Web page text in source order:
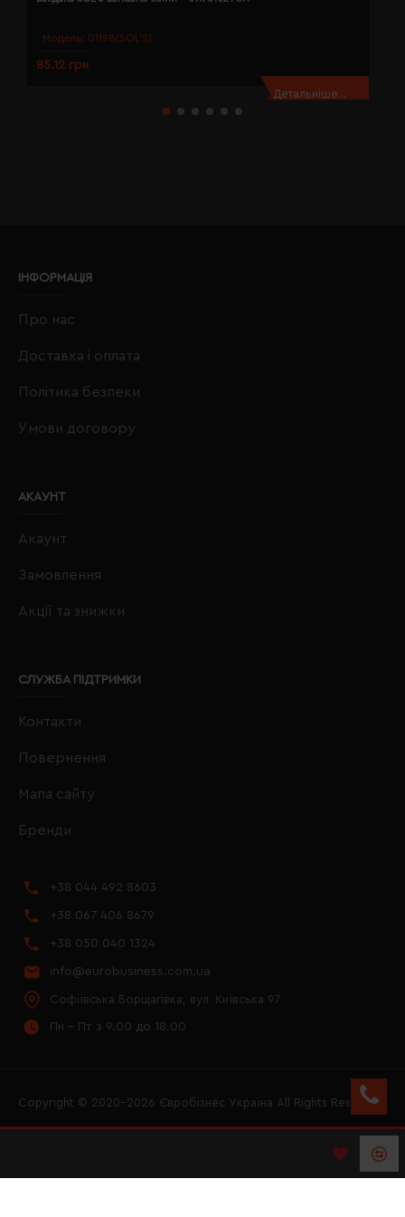
Модель: 01198(SOL’S)
85.12 грн
Детальніше...
ІНФОРМАЦІЯ
Про нас
Доставка і оплата
Політика безпеки
Умови договору
АКАУНТ
Акаунт
Замовлення
Акції та знижки
СЛУЖБА ПІДТРИМКИ
Контакти
Повернення
Мапа сайту
Бренди
+38 044 492 8603
+38 067 406 8679
+38 050 040 1324
info@eurobusiness.com.ua
Софіївська Борщагівка, вул. Київська 97
Пн - Пт з 9.00 до 18.00
Copyright © 2020–2026 Євробізнес Україна All Rights Reserved
LOGO ЄВРОБІЗНЕС